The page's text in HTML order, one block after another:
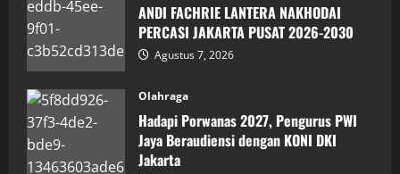
ANDI FACHRIE LANTERA NAKHODAI
PERCASI JAKARTA PUSAT 2026-2030
Agustus 7, 2026
Olahraga
Hadapi Porwanas 2027, Pengurus PWI
Jaya Beraudiensi dengan KONI DKI
Jakarta